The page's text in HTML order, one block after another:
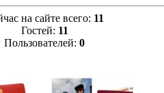
на сайте всего: 11
Гостей: 11
Пользователей: 0